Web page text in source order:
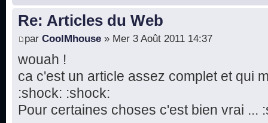
Re: Articles du Web
par CoolMhouse » Mer 3 Août 2011 14:37
wouah !
ca c'est un article assez complet et qui
:shock: :shock:
Pour certaines choses c'est bien vrai ...